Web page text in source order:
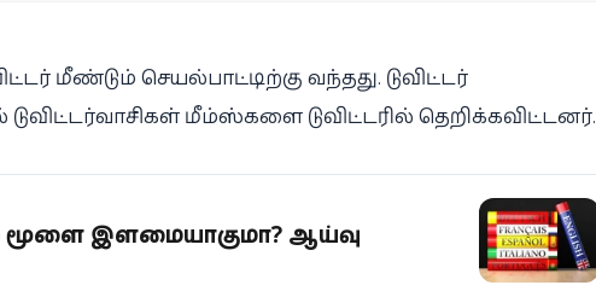
மீண்டும் செயல்பாட்டிற்கு வந்தது. டுவிட்டர்
மீம்ஸ்களை டுவிட்டரில் தெறிக்கவிட்டனர்.
மூளை இளமையாகுமா? ஆய்வு